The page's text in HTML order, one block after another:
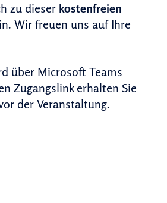
zu dieser kostenfreien
Wir freuen uns auf Ihre
über Microsoft Teams
Zugangslink erhalten Sie
der Veranstaltung.